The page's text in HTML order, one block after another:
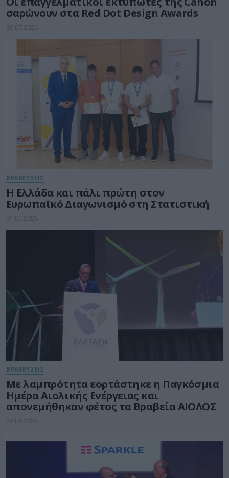
σαρώνουν στα Red Dot Design Awards
20.07.2026
ΒΡΑΒΕΥΣΕΙΣ
Η Ελλάδα και πάλι πρώτη στον
Ευρωπαϊκό Διαγωνισμό στη Στατιστική
01.07.2026
ΒΡΑΒΕΥΣΕΙΣ
Με λαμπρότητα εορτάστηκε η Παγκόσμια
Ημέρα Αιολικής Ενέργειας και
απονεμήθηκαν φέτος τα Βραβεία ΑΙΟΛΟΣ
22.06.2026